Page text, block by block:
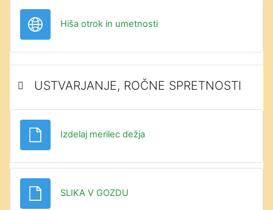
Hiša otrok in umetnostiURL
USTVARJANJE, ROČNE SPRETNOSTI
Izdelaj merilec dežjaDatoteka
SLIKA V GOZDU